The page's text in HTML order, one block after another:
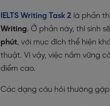
IELTS Writing Task 2 là phần
Writing. Ở phần này, thí sinh
phút, với mục đích thể hiện
thuật. Vì vậy, việc nắm vững
điểm cao.
Các dạng câu hỏi thường gặp